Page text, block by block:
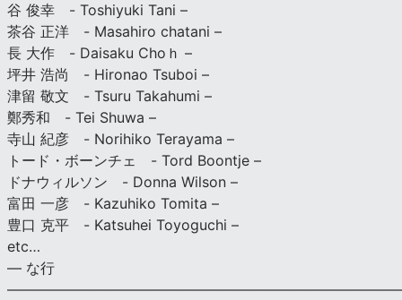
谷 俊幸 - Toshiyuki Tani –
茶谷 正洋 - Masahiro chatani –
長 大作 - Daisaku Choｈ –
坪井 浩尚 - Hironao Tsuboi –
津留 敬文 - Tsuru Takahumi –
鄭秀和 - Tei Shuwa –
寺山 紀彦 - Norihiko Terayama –
トード・ボーンチェ - Tord Boontje –
ドナウィルソン - Donna Wilson –
富田 一彦 - Kazuhiko Tomita –
豊口 克平 - Katsuhei Toyoguchi –
etc…
— な行